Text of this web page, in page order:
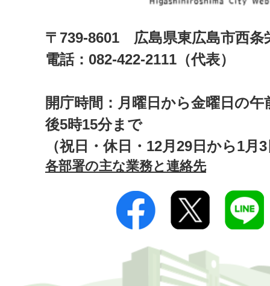
〒739-8601 広島県東広島市西
電話：082-422-2111（代表）
開庁時間：月曜日から金曜日の午
後5時15分まで
（祝日・休日・12月29日から1月
各部署の主な業務と連絡先